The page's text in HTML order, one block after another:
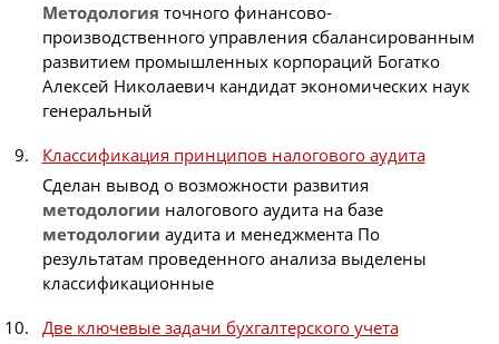
Методология точного финансово-
производственного управления сбалансированным
развитием промышленных корпораций Богатко
Алексей Николаевич кандидат экономических наук
генеральный
Классификация принципов налогового аудита
Сделан вывод о возможности развития
методологии налогового аудита на базе
методологии аудита и менеджмента По
результатам проведенного анализа выделены
классификационные
Две ключевые задачи бухгалтерского учета